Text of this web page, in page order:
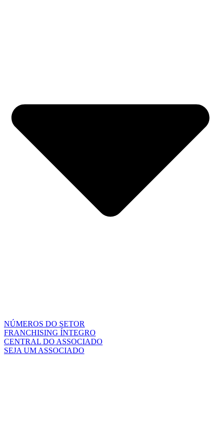
NÚMEROS DO SETOR
FRANCHISING ÍNTEGRO
CENTRAL DO ASSOCIADO
SEJA UM ASSOCIADO